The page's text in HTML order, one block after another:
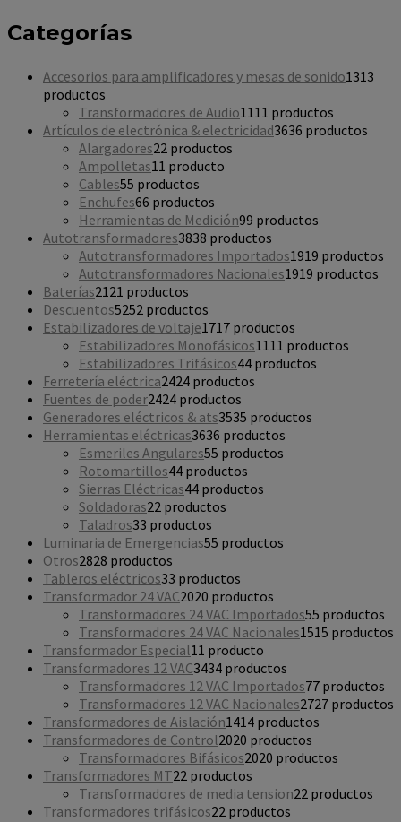
Categorías
Accesorios para amplificadores y mesas de sonido1313
productos
Transformadores de Audio11 11 productos
Artículos de electrónica & electricidad3636 productos
Alargadores22 productos
Ampolletas1 1 producto
Cables55 productos
Enchufes66 productos
Herramientas de Medición99 productos
Autotransformadores3838 productos
Autotransformadores Importados1919 productos
Autotransformadores Nacionales1919 productos
Baterías21 21 productos
Descuentos5252 productos
Estabilizadores de voltaje1717 productos
Estabilizadores Monofásicos11 11 productos
Estabilizadores Trifásicos44 productos
Ferretería eléctrica2424 productos
Fuentes de poder2424 productos
Generadores eléctricos & ats3535 productos
Herramientas eléctricas3636 productos
Esmeriles Angulares55 productos
Rotomartillos44 productos
Sierras Eléctricas44 productos
Soldadoras22 productos
Taladros33 productos
Luminaria de Emergencias55 productos
Otros2828 productos
Tableros eléctricos33 productos
Transformador 24 VAC2020 productos
Transformadores 24 VAC Importados55 productos
Transformadores 24 VAC Nacionales1515 productos
Transformador Especial1 1 producto
Transformadores 12 VAC3434 productos
Transformadores 12 VAC Importados77 productos
Transformadores 12 VAC Nacionales2727 productos
Transformadores de Aislación1414 productos
Transformadores de Control2020 productos
Transformadores Bifásicos2020 productos
Transformadores MT22 productos
Transformadores de media tension22 productos
Transformadores trifásicos22 productos